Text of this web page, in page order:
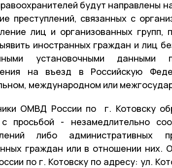
будут направлены
преступлений, связанных с
лиц и организованных
иностранных граждан и лиц
установочными данными
на въезд в Российскую
международном или
ОМВД России по г. Котовску
просьбой - незамедлительно
либо административных
граждан или в отношении них.
по г. Котовску по адресу: ул.